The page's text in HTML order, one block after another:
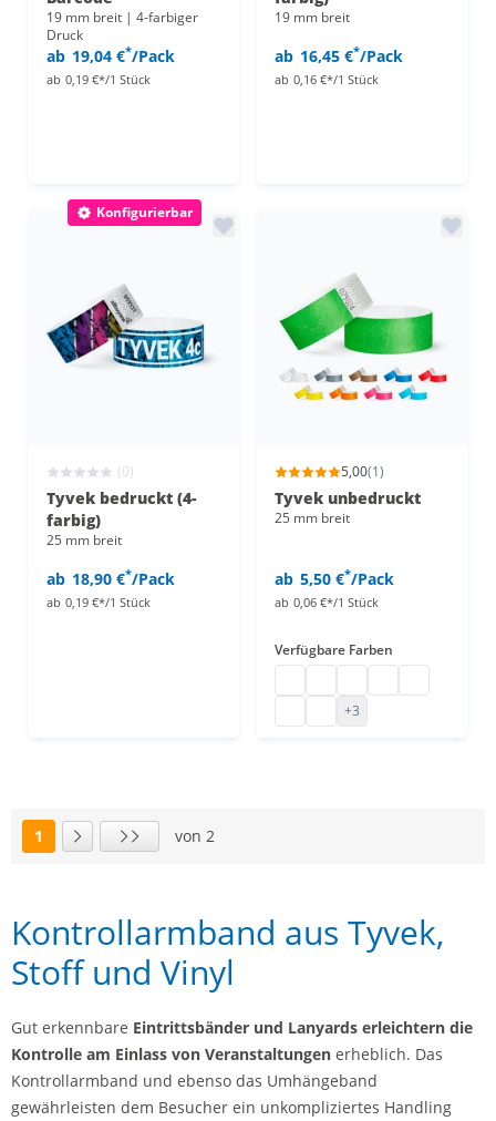
19 mm breit | 4-farbiger
Druck
ab 19,04 €*/Pack
ab 0,19 €*/1 Stück
19 mm breit
ab 16,45 €*/Pack
ab 0,16 €*/1 Stück
Konfigurierbar
(0)
Tyvek bedruckt (4-
farbig)
25 mm breit
ab 18,90 €*/Pack
ab 0,19 €*/1 Stück
5,00(1)
Tyvek unbedruckt
25 mm breit
ab 5,50 €*/Pack
ab 0,06 €*/1 Stück
Verfügbare Farben
Kontrollbändchen Papier
Kontrollbändchen Papier
+3
Seite
1
Nächste Seite
Letzte Seite
von 2
Kontrollarmband aus Tyvek,
Stoff und Vinyl
Gut erkennbare Eintrittsbänder und Lanyards erleichtern die
Kontrolle am Einlass von Veranstaltungen erheblich. Das
Kontrollarmband und ebenso das Umhängeband
gewährleisten dem Besucher ein unkompliziertes Handling